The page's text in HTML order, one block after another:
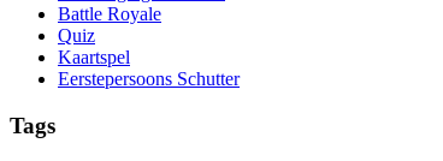
Battle Royale
Quiz
Kaartspel
Eerstepersoons Schutter
Tags